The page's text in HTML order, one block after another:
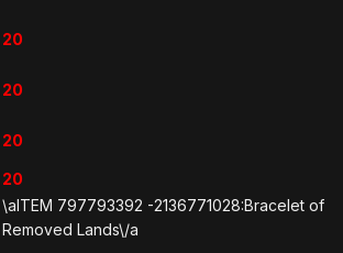
20
20
20
20
\aITEM 797793392 -2136771028:Bracelet of
Removed Lands\/a